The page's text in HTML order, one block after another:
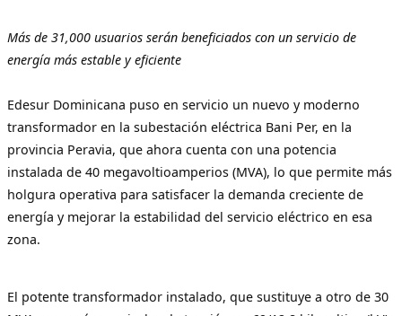
Más de 31,000 usuarios serán beneficiados con un servicio de
energía más estable y eficiente
Edesur Dominicana puso en servicio un nuevo y moderno
transformador en la subestación eléctrica Bani Per, en la
provincia Peravia, que ahora cuenta con una potencia
instalada de 40 megavoltioamperios (MVA), lo que permite más
holgura operativa para satisfacer la demanda creciente de
energía y mejorar la estabilidad del servicio eléctrico en esa
zona.
El potente transformador instalado, que sustituye a otro de 30